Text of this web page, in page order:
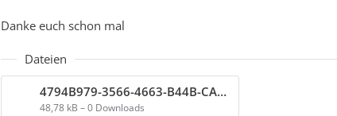
Danke euch schon mal
Dateien
4794B979-3566-4663-B44B-CADC4AAB36F8.jpg
48,78 kB – 0 Downloads